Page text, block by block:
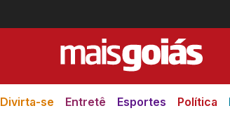
Divirta-se Entretê Esportes Política